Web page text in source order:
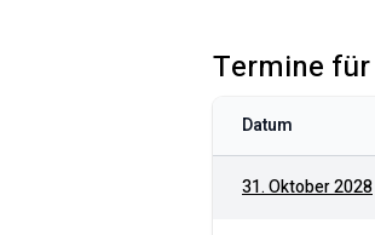
Termine für
Datum
31. Oktober 2028